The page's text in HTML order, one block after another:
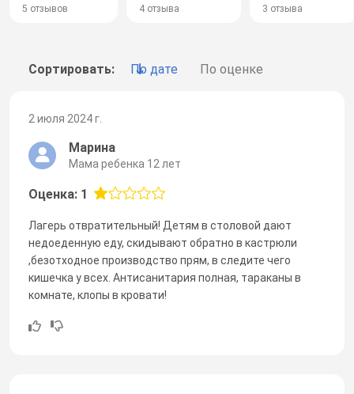
5 отзывов 4 отзыва 3 отзыва
Сортировать: По дате По оценке
2 июля 2024 г.
Марина
Мама ребенка 12 лет
Оценка: 1
Лагерь отвратительный! Детям в столовой дают
недоеденную еду, скидывают обратно в кастрюли
,безотходное производство прям, в следите чего
кишечка у всех. Антисанитария полная, тараканы в
комнате, клопы в кровати!